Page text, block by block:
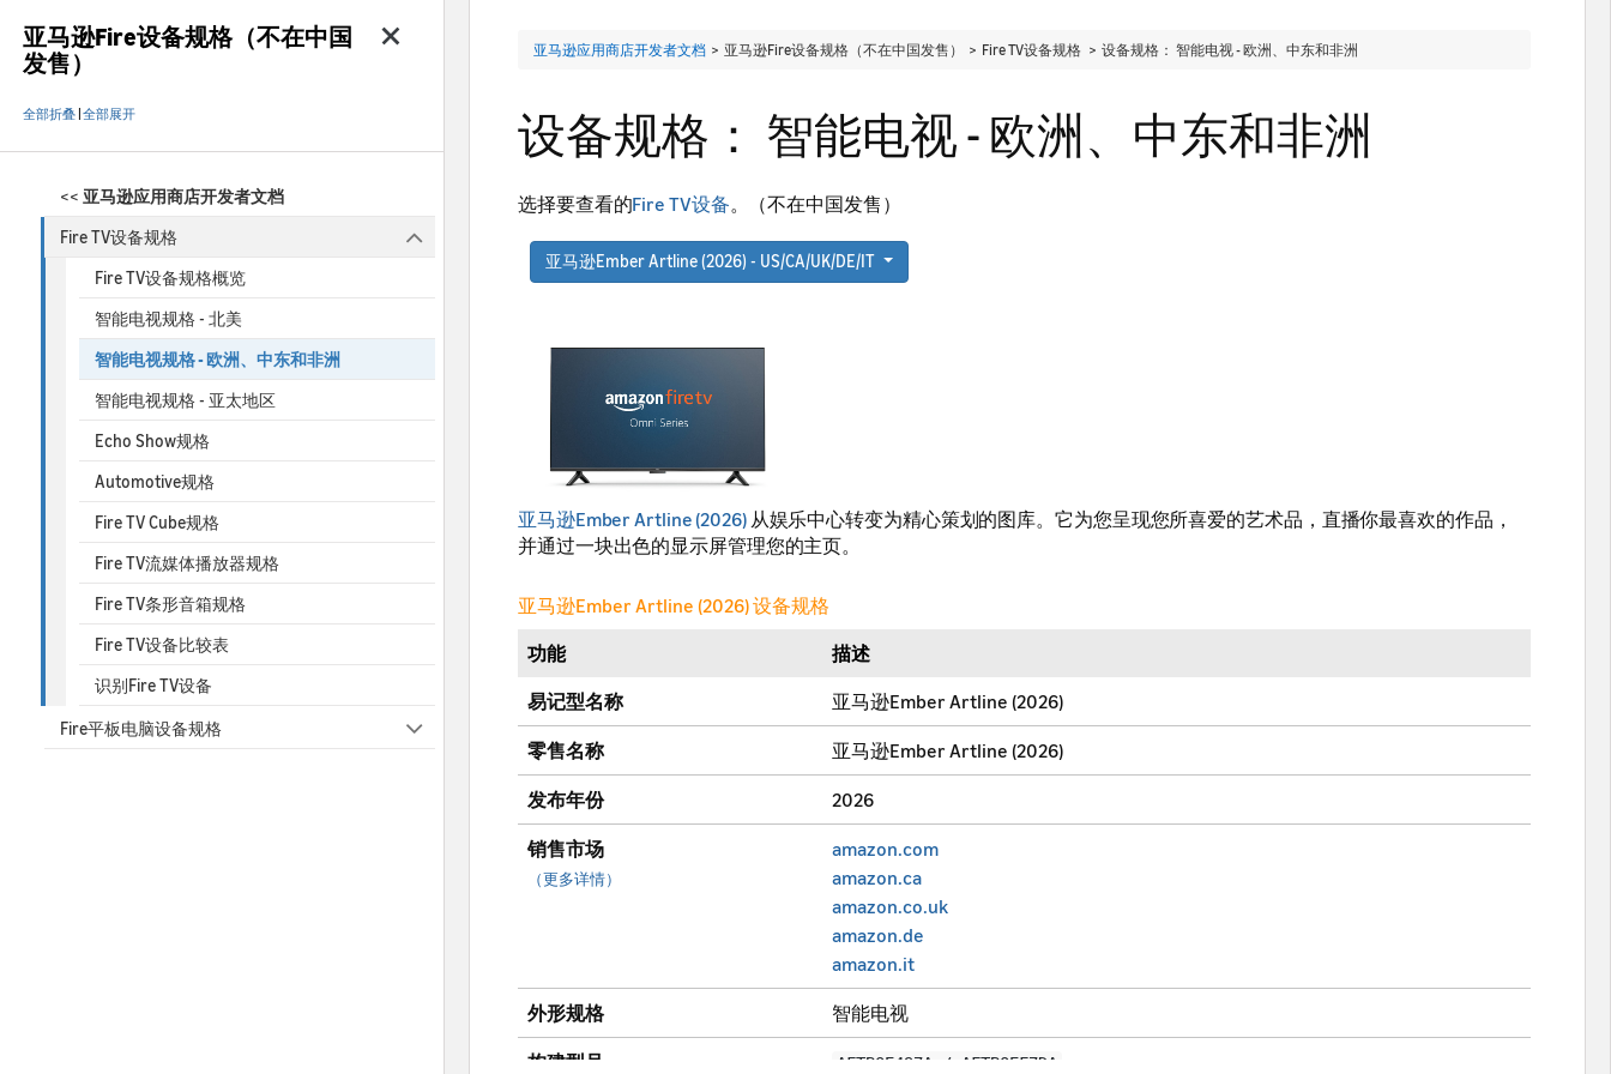
亚马逊Fire设备规格（不在中国
发售）
全部折叠|全部展开
<< 亚马逊应用商店开发者文档
Fire TV设备规格
Fire TV设备规格概览
智能电视规格 - 北美
智能电视规格 - 欧洲、中东和非洲
智能电视规格 - 亚太地区
Echo Show规格
Automotive规格
Fire TV Cube规格
Fire TV流媒体播放器规格
Fire TV条形音箱规格
Fire TV设备比较表
识别Fire TV设备
Fire平板电脑设备规格
亚马逊应用商店开发者文档 > 亚马逊Fire设备规格（不在中国发售） > Fire TV设备规格 > 设备规格： 智能电视 - 欧洲、中东和非洲
设备规格： 智能电视 - 欧洲、中东和非洲
选择要查看的Fire TV设备。（不在中国发售）
亚马逊Ember Artline (2026) - US/CA/UK/DE/IT
亚马逊Ember Artline (2026)从娱乐中心转变为精心策划的图库。它为您呈现您所喜爱的艺术品，直播你最喜欢的作品，
并通过一块出色的显示屏管理您的主页。
亚马逊Ember Artline (2026) 设备规格
功能
描述
易记型名称
亚马逊Ember Artline (2026)
零售名称 亚马逊Ember Artline (2026)
发布年份 2026
销售市场
（更多详情）
amazon.com
amazon.ca
amazon.co.uk
amazon.de
amazon.it
外形规格 智能电视
构建型号 AFTBOE497A / AFTBOEF7DA